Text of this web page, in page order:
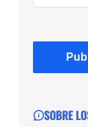
SOBRE